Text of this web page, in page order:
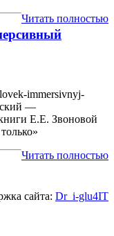
Читать полностью
immersivnyj-
—
Е.Е. Звоновой
Читать полностью
сайта: Dr_i-glu4IT